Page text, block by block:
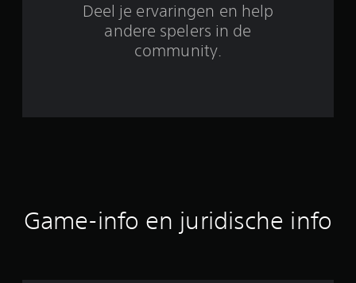
o
e
Deel je ervaringen en help
andere spelers in de
community.
Game-info en juridische info